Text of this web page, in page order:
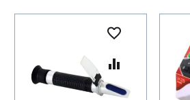
Adicionar
Adicionar